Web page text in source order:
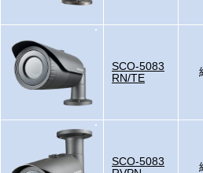
SCO-5083
RN/TE
SCO-5083